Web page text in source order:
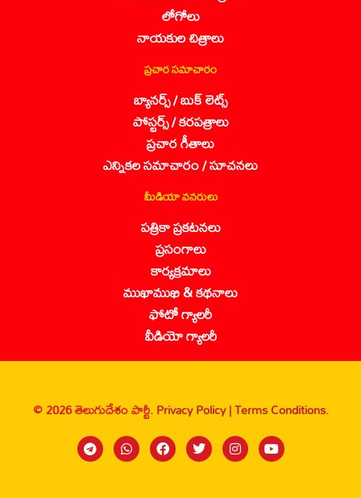
లోగోలు
నాయకుల చిత్రాలు
ప్రచార సమాచారం
బ్యానర్స్ / బుక్ లెట్స్
పోస్టర్స్ / కరపత్రాలు
ప్రచార గీతాలు
ఎన్నికల సమాచారం / సూచనలు
మీడియా వనరులు
పత్రికా ప్రకటనలు
ప్రసంగాలు
కార్యక్రమాలు
ముఖాముఖి & కథనాలు
ఫోటో గ్యాలరీ
వీడియో గ్యాలరీ
© 2026 తెలుగుదేశం పార్టీ.Privacy Policy |Terms Conditions.